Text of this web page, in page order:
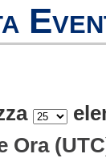
Ora